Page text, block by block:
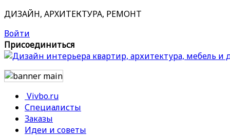
ДИЗАЙН, АРХИТЕКТУРА, РЕМОНТ
Войти
Присоединиться
Vivbo.ru
Специалисты
Заказы
Идеи и советы